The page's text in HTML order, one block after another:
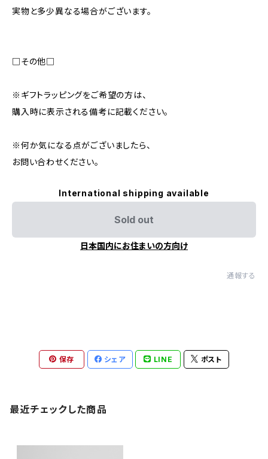
実物と多少異なる場合がございます。
□その他□
※ギフトラッピングをご希望の方は、
購入時に表示される備考に記載ください。
※何か気になる点がございましたら、
お問い合わせください。
International shipping available
Sold out
日本国内にお住まいの方向け
通報する
保存 シェア LINE ポスト
最近チェックした商品